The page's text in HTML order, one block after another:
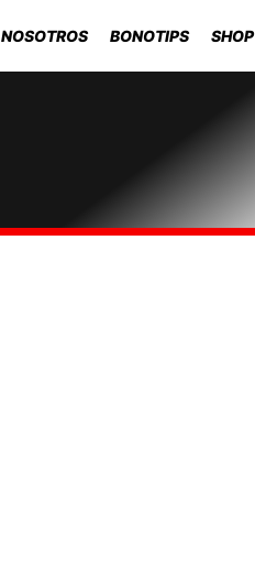
NOSOTROS BONOTIPS SHOP